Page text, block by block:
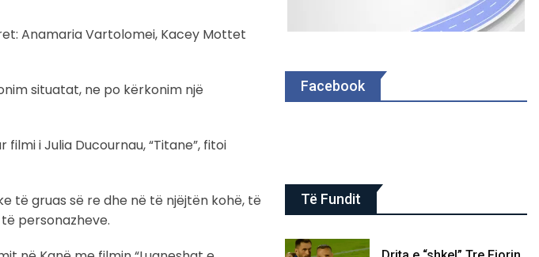
Anamaria Vartolomei, Kacey Mottet
situatat, ne po kërkonim një
i Julia Ducournau, “Titane”, fitoi
të gruas së re dhe në të njëjtën kohë, të
personazheve.
Facebook
Të Fundit